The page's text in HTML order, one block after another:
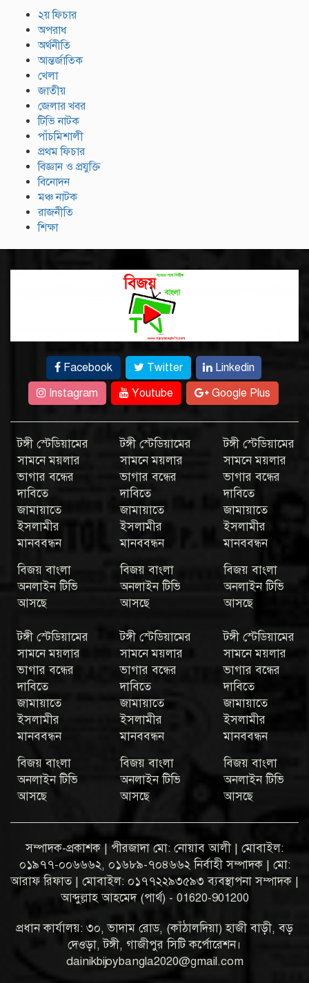
২য় ফিচার
অপরাধ
অর্থনীতি
আন্তর্জাতিক
খেলা
জাতীয়
জেলার খবর
টিভি নাটক
পাঁচমিশালী
প্রথম ফিচার
বিজ্ঞান ও প্রযুক্তি
বিনোদন
মঞ্চ নাটক
রাজনীতি
শিক্ষা
Facebook Twitter
Linkedin
Instagram
Youtube Google Plus
টঙ্গী স্টেডিয়ামের
সামনে ময়লার
ভাগার বন্ধের
দাবিতে
জামায়াতে
ইসলামীর
মানববন্ধন
বিজয় বাংলা
অনলাইন টিভি
আসছে
টঙ্গী স্টেডিয়ামের
সামনে ময়লার
ভাগার বন্ধের
দাবিতে
জামায়াতে
ইসলামীর
মানববন্ধন
বিজয় বাংলা
অনলাইন টিভি
আসছে
টঙ্গী স্টেডিয়ামের
সামনে ময়লার
ভাগার বন্ধের
দাবিতে
জামায়াতে
ইসলামীর
মানববন্ধন
বিজয় বাংলা
অনলাইন টিভি
আসছে
টঙ্গী স্টেডিয়ামের
সামনে ময়লার
ভাগার বন্ধের
দাবিতে
জামায়াতে
ইসলামীর
মানববন্ধন
বিজয় বাংলা
অনলাইন টিভি
আসছে
টঙ্গী স্টেডিয়ামের
সামনে ময়লার
ভাগার বন্ধের
দাবিতে
জামায়াতে
ইসলামীর
মানববন্ধন
বিজয় বাংলা
অনলাইন টিভি
আসছে
টঙ্গী স্টেডিয়ামের
সামনে ময়লার
ভাগার বন্ধের
দাবিতে
জামায়াতে
ইসলামীর
মানববন্ধন
বিজয় বাংলা
অনলাইন টিভি
আসছে
সম্পাদক-প্রকাশক | পীরজাদা মো: নোয়াব আলী | মোবাইল:
০১৯৭৭-০০৬৬৬২, ০১৬৮৯-৭০৪৬৬২ নির্বাহী সম্পাদক | মো:
আরাফ রিফাত | মোবাইল: ০১৭৭২২৯৩৫৯৩ ব্যবস্থাপনা সম্পাদক |
আব্দুল্লাহ আহমেদ (পার্থ) - 01620-901200
প্রধান কার্যালয়: ৩০, ভাদাম রোড, (কাঁঠালদিয়া) হাজী বাড়ী, বড়
দেওড়া, টঙ্গী, গাজীপুর সিটি কর্পোরেশন।
dainikbijoybangla2020@gmail.com